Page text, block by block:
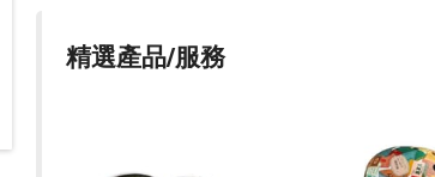
精選產品/服務